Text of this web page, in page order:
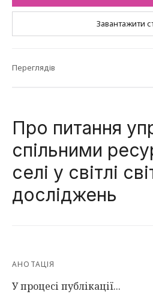
Завантажити
Переглядів
Про питання
спільними
селі у світлі
досліджень
АНОТАЦІЯ
У процесі публікації...